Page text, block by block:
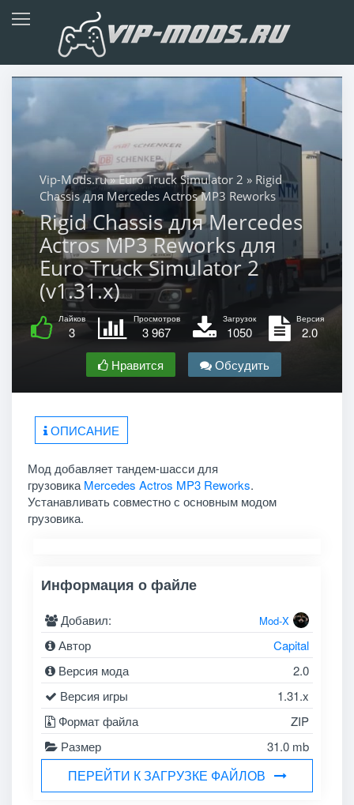
Vip-Mods.ru»Euro Truck Simulator 2 » Rigid
Chassis для Mercedes Actros MP3 Reworks
Rigid Chassis для Mercedes
Actros MP3 Reworks для
Euro Truck Simulator 2
(v1.31.x)
Лайков
3
Просмотров
3 967
Загрузок
1050
Версия
2.0
Нравится
Обсудить
ОПИСАНИЕ
Мод добавляет тандем-шасси для
грузовика Mercedes Actros MP3 Reworks.
Устанавливать совместно с основным модом
грузовика.
Информация о файле
Добавил: Mod-X
Автор
Capital
Версия мода
2.0
Версия игры
1.31.x
Формат файла
ZIP
Размер
31.0 mb
ПЕРЕЙТИ К ЗАГРУЗКЕ ФАЙЛОВ